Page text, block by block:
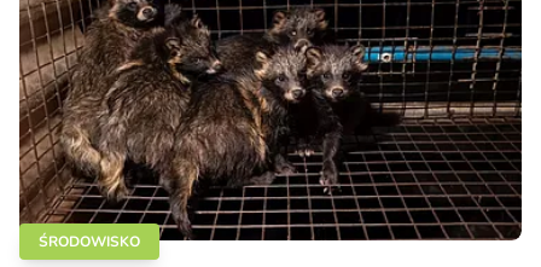
ŚRODOWISKO